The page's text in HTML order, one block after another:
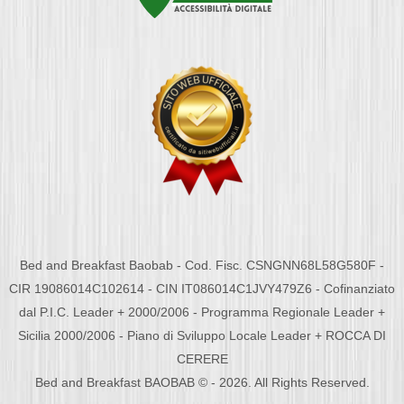
Bed and Breakfast Baobab - Cod. Fisc. CSNGNN68L58G580F -
CIR 19086014C102614 - CIN IT086014C1JVY479Z6 - Cofinanziato
dal P.I.C. Leader + 2000/2006 - Programma Regionale Leader +
Sicilia 2000/2006 - Piano di Sviluppo Locale Leader + ROCCA DI
CERERE
Bed and Breakfast BAOBAB © - 2026. All Rights Reserved.